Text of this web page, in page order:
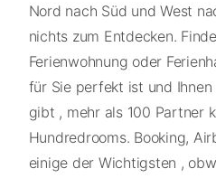
Nord nach Süd und West
nichts zum Entdecken.
Ferienwohnung oder
für Sie perfekt ist und
gibt , mehr als 100 Partner
Hundredrooms. Booking,
einige der Wichtigsten ,